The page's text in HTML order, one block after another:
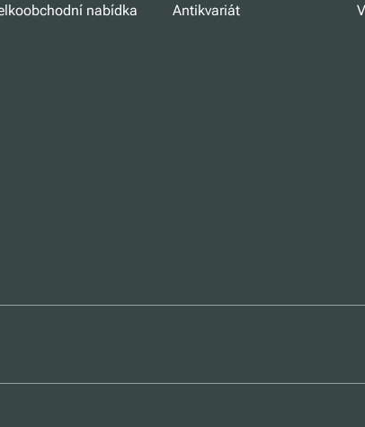
nabídka Antikvariát